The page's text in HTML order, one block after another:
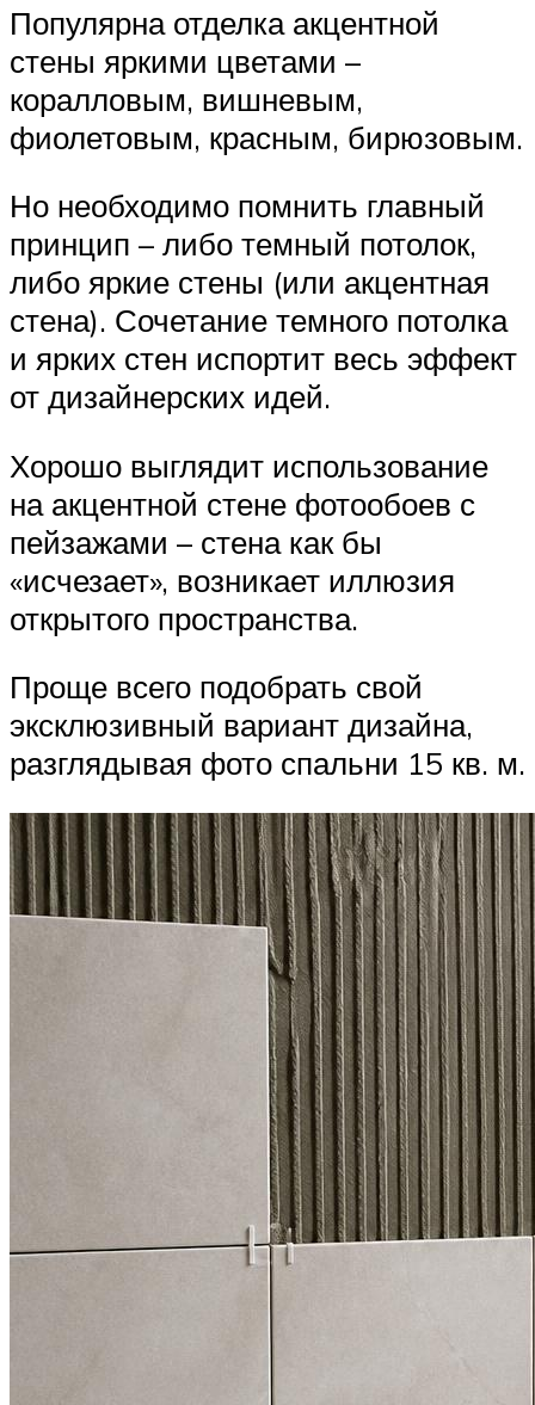
Популярна отделка акцентной
стены яркими цветами –
коралловым, вишневым,
фиолетовым, красным, бирюзовым.
Но необходимо помнить главный
принцип – либо темный потолок,
либо яркие стены (или акцентная
стена). Сочетание темного потолка
и ярких стен испортит весь эффект
от дизайнерских идей.
Хорошо выглядит использование
на акцентной стене фотообоев с
пейзажами – стена как бы
«исчезает», возникает иллюзия
открытого пространства.
Проще всего подобрать свой
эксклюзивный вариант дизайна,
разглядывая фото спальни 15 кв. м.